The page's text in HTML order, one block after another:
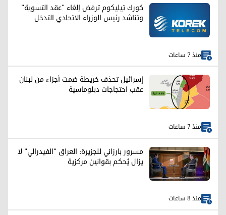
كورك تيليكوم ترفض إلغاء "عقد التسوية"
وتناشد رئيس الوزراء الاتحادي التدخل
منذ 7 ساعات
إسرائيل تحذف خريطة ضمت أجزاء من لبنان
عقب احتجاجات دبلوماسية
منذ 7 ساعات
مسرور بارزاني للجزيرة: العراق "الفيدرالي" لا
يزال يُحكم بقوانين مركزية
منذ 8 ساعات